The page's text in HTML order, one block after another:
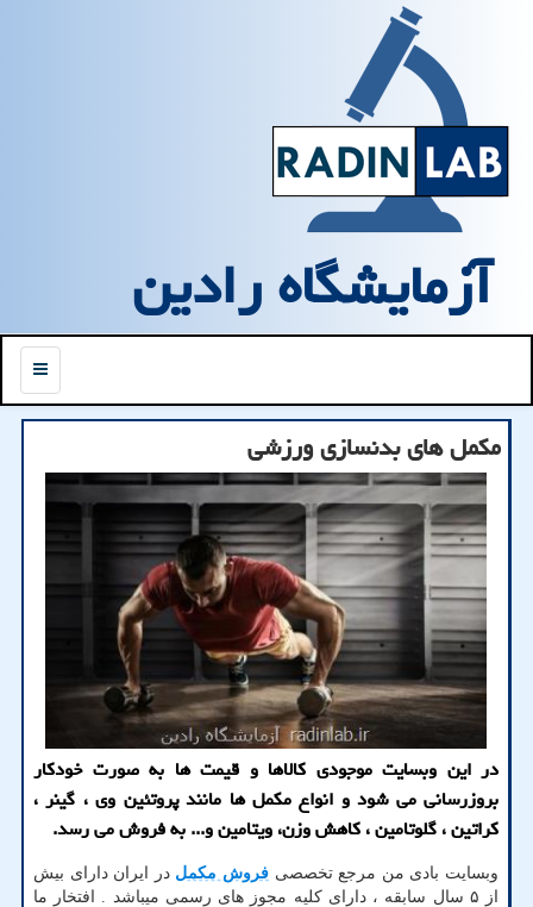
آزمایشگاه رادین
منو
مكمل های بدنسازی ورزشی
در این وبسایت موجودی كالاها و قیمت ها به صورت خودكار
بروزرسانی می شود و انواع مكمل ها مانند پروتئین وی ، گینر ،
كراتین ، گلوتامین ، كاهش وزن، ویتامین و... به فروش می رسد.
وبسایت بادی من مرجع تخصصی فروش مکمل در ایران دارای بیش
از ۵ سال سابقه ، دارای کلیه مجوز های رسمی میباشد . افتخار ما